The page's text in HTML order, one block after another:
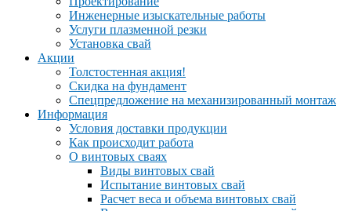
Инженерные изыскательные работы
Услуги плазменной резки
Установка свай
Акции
Толстостенная акция!
Скидка на фундамент
Спецпредложение на механизированный монтаж
Информация
Условия доставки продукции
Как происходит работа
О винтовых сваях
Виды винтовых свай
Испытание винтовых свай
Расчет веса и объема винтовых свай